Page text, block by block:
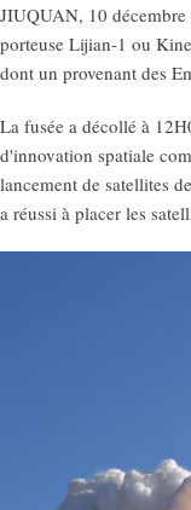
JIUQUAN, 10
porteuse Lijian-1 ou
dont un provenant des
La fusée a décollé à
d'innovation spatiale
lancement de satellites
a réussi à placer les